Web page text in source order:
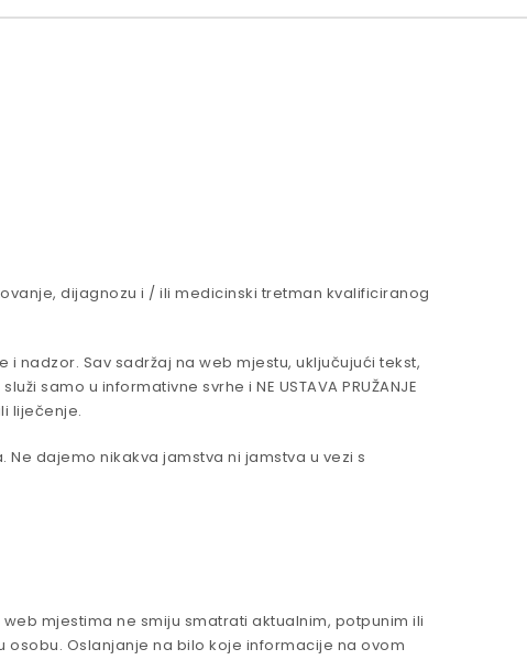
dijagnozu i / ili medicinski tretman kvalificiranog
nadzor. Sav sadržaj na web mjestu, uključujući tekst,
samo u informativne svrhe i NE USTAVA PRUŽANJE
liječenje.
dajemo nikakva jamstva ni jamstva u vezi s
mjestima ne smiju smatrati aktualnim, potpunim ili
Oslanjanje na bilo koje informacije na ovom